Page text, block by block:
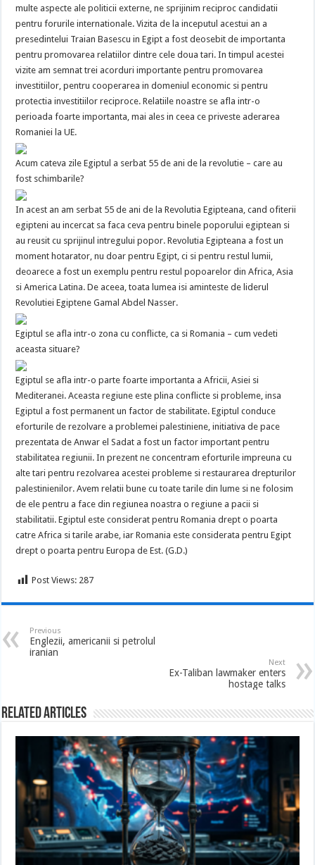
multe aspecte ale politicii externe, ne sprijinim reciproc candidatii
pentru forurile internationale. Vizita de la inceputul acestui an a
presedintelui Traian Basescu in Egipt a fost deosebit de importanta
pentru promovarea relatiilor dintre cele doua tari. In timpul acestei
vizite am semnat trei acorduri importante pentru promovarea
investitiilor, pentru cooperarea in domeniul economic si pentru
protectia investitiilor reciproce. Relatiile noastre se afla intr-o
perioada foarte importanta, mai ales in ceea ce priveste aderarea
Romaniei la UE.
Acum cateva zile Egiptul a serbat 55 de ani de la revolutie – care au
fost schimbarile?
In acest an am serbat 55 de ani de la Revolutia Egipteana, cand ofiterii
egipteni au incercat sa faca ceva pentru binele poporului egiptean si
au reusit cu sprijinul intregului popor. Revolutia Egipteana a fost un
moment hotarator, nu doar pentru Egipt, ci si pentru restul lumii,
deoarece a fost un exemplu pentru restul popoarelor din Africa, Asia
si America Latina. De aceea, toata lumea isi aminteste de liderul
Revolutiei Egiptene Gamal Abdel Nasser.
Egiptul se afla intr-o zona cu conflicte, ca si Romania – cum vedeti
aceasta situare?
Egiptul se afla intr-o parte foarte importanta a Africii, Asiei si
Mediteranei. Aceasta regiune este plina conflicte si probleme, insa
Egiptul a fost permanent un factor de stabilitate. Egiptul conduce
eforturile de rezolvare a problemei palestiniene, initiativa de pace
prezentata de Anwar el Sadat a fost un factor important pentru
stabilitatea regiunii. In prezent ne concentram eforturile impreuna cu
alte tari pentru rezolvarea acestei probleme si restaurarea drepturilor
palestinienilor. Avem relatii bune cu toate tarile din lume si ne folosim
de ele pentru a face din regiunea noastra o regiune a pacii si
stabilitatii. Egiptul este considerat pentru Romania drept o poarta
catre Africa si tarile arabe, iar Romania este considerata pentru Egipt
drept o poarta pentru Europa de Est. (G.D.)
Post Views: 287
Previous
Englezii, americanii si petrolul
iranian
Next
Ex-Taliban lawmaker enters
hostage talks
Related Articles